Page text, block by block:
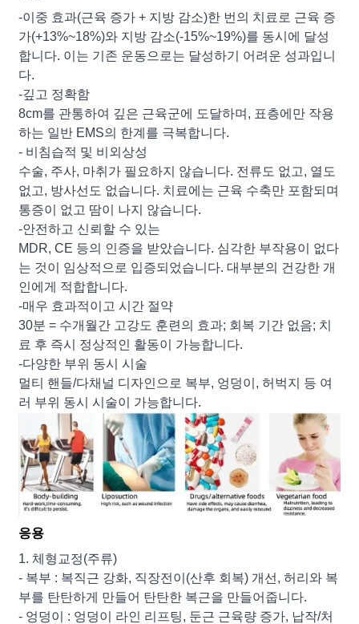
-이중 효과(근육 증가 + 지방 감소)한 번의 치료로 근육 증
가(+13%~18%)와 지방 감소(-15%~19%)를 동시에 달성
합니다. 이는 기존 운동으로는 달성하기 어려운 성과입니
다.
-깊고 정확함
8cm를 관통하여 깊은 근육군에 도달하며, 표층에만 작용
하는 일반 EMS의 한계를 극복합니다.
- 비침습적 및 비외상성
수술, 주사, 마취가 필요하지 않습니다. 전류도 없고, 열도
없고, 방사선도 없습니다. 치료에는 근육 수축만 포함되며
통증이 없고 땀이 나지 않습니다.
-안전하고 신뢰할 수 있는
MDR, CE 등의 인증을 받았습니다. 심각한 부작용이 없다
는 것이 임상적으로 입증되었습니다. 대부분의 건강한 개
인에게 적합합니다.
-매우 효과적이고 시간 절약
30분 = 수개월간 고강도 훈련의 효과; 회복 기간 없음; 치
료 후 즉시 정상적인 활동이 가능합니다.
-다양한 부위 동시 시술
멀티 핸들/다채널 디자인으로 복부, 엉덩이, 허벅지 등 여
러 부위 동시 시술이 가능합니다.
응용
1. 체형교정(주류)
- 복부 : 복직근 강화, 직장전이(산후 회복) 개선, 허리와 복
부를 탄탄하게 만들어 탄탄한 복근을 만들어줍니다.
- 엉덩이 : 엉덩이 라인 리프팅, 둔근 근육량 증가, 납작/처